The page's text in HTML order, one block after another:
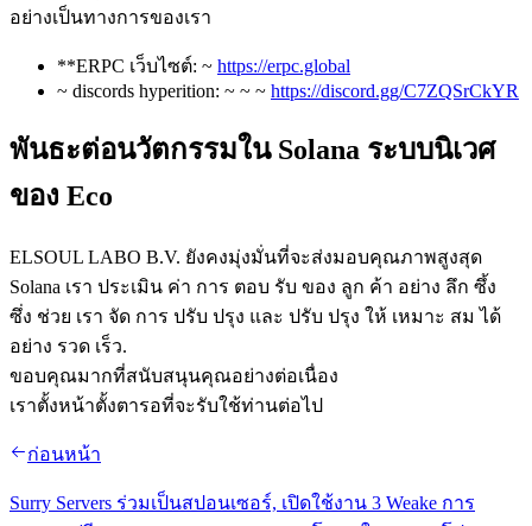
อย่างเป็นทางการของเรา
**ERPC เว็บไซต์: ~ https://erpc.global
~ discords hyperition: ~ ~ ~ https://discord.gg/C7ZQSrCkYR
พันธะต่อนวัตกรรมใน Solana ระบบนิเวศ
ของ Eco
ELSOUL LABO B.V. ยังคงมุ่งมั่นที่จะส่งมอบคุณภาพสูงสุด
Solana เรา ประเมิน ค่า การ ตอบ รับ ของ ลูก ค้า อย่าง ลึก ซึ้ง
ซึ่ง ช่วย เรา จัด การ ปรับ ปรุง และ ปรับ ปรุง ให้ เหมาะ สม ได้
อย่าง รวด เร็ว.
ขอบคุณมากที่สนับสนุนคุณอย่างต่อเนื่อง
เราตั้งหน้าตั้งตารอที่จะรับใช้ท่านต่อไป
ก่อนหน้า
Surry Servers ร่วมเป็นสปอนเซอร์, เปิดใช้งาน 3 Weake การ